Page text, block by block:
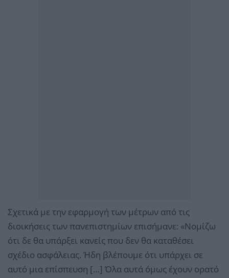
Σχετικά με την εφαρμογή των μέτρων από τις
διοικήσεις των πανεπιστημίων επισήμανε: «Νομίζω
ότι δε θα υπάρξει κανείς που δεν θα καταθέσει
σχέδιο ασφάλειας. Ήδη βλέπουμε ότι υπάρχει σε
αυτό μια επίσπευση […] Όλα αυτά όμως έχουν ορατό